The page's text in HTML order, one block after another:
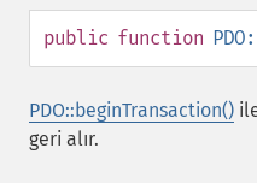
public function
PDO::beginTransaction()
geri alır.